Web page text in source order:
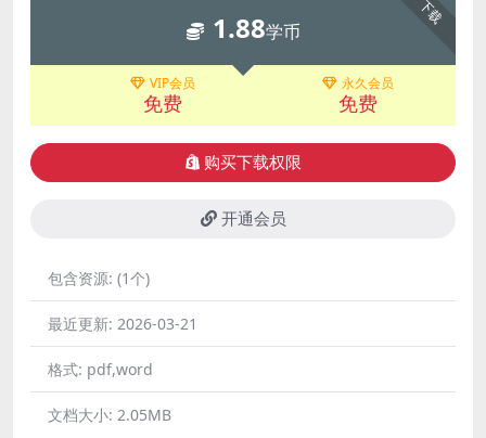
下载
1.88学币
VIP会员
免费
永久会员
免费
购买下载权限
开通会员
包含资源: (1个)
最近更新: 2026-03-21
格式: pdf,word
文档大小: 2.05MB